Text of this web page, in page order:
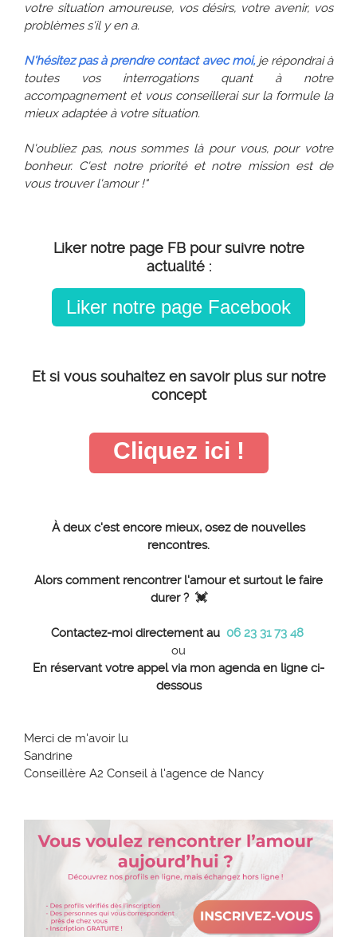
votre situation amoureuse, vos désirs, votre avenir, vos
problèmes s'il y en a.
N'hésitez pas à prendre contact avec moi,je répondrai à
toutes vos interrogations quant à notre
accompagnement et vous conseillerai sur la formule la
mieux adaptée à votre situation.
N'oubliez pas, nous sommes là pour vous, pour votre
bonheur. C'est notre priorité et notre mission est de
vous trouver l'amour !"
Liker notre page FB pour suivre notre
actualité :
Liker notre page Facebook
Et si vous souhaitez en savoir plus sur notre
concept
Cliquez ici !
À deux c'est encore mieux, osez de nouvelles
rencontres.
Alors comment rencontrer l'amour et surtout le faire
durer ? 💓
Contactez-moi directement au 06 23 31 73 48
ou
En réservant votre appel via mon agenda en ligne ci-
dessous
Merci de m'avoir lu
Sandrine
Conseillère A2 Conseil à l'agence de Nancy